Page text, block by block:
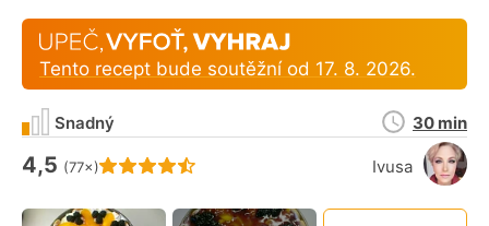
Tento recept bude soutěžní od 17. 8. 2026.
Hodnocení receptu je
4,5 (77×) Ivusa
Snadný
Doba
přípravy
30 min